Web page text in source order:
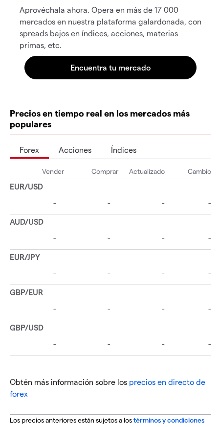
Aprovéchala ahora. Opera en más de 17 000
mercados en nuestra plataforma galardonada, con
spreads bajos en índices, acciones, materias
primas, etc.
Precios en tiempo real en los mercados más
populares
Forex Acciones Índices
Obtén más información sobre los precios en directo de
forex
Los precios anteriores están sujetos a lostérminos y condiciones